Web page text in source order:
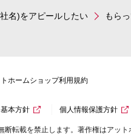
名)をアピールしたい もら
ホームショップ利用規約
本方針 個人情報保護方針
断転載を禁止します。著作権はアッ